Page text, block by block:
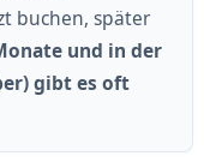
buchen, später
und in der
gibt es oft